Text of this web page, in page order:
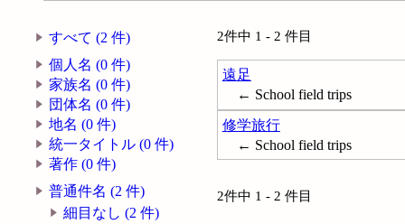
すべて (2 件)
個人名 (0 件)
家族名 (0 件)
団体名 (0 件)
地名 (0 件)
統一タイトル (0 件)
著作 (0 件)
普通件名 (2 件)
細目なし (2 件)
2件中 1 - 2 件目
遠足
← School field trips
修学旅行
← School field trips
2件中 1 - 2 件目